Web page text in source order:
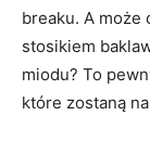
breaku. A może
stosikiem
‌miodu? To⁤
które zostaną